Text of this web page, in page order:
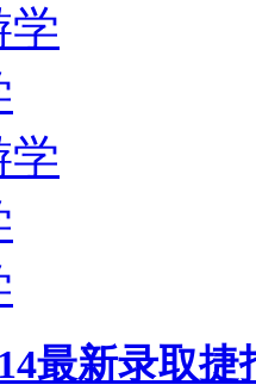
学
学
最新录取捷